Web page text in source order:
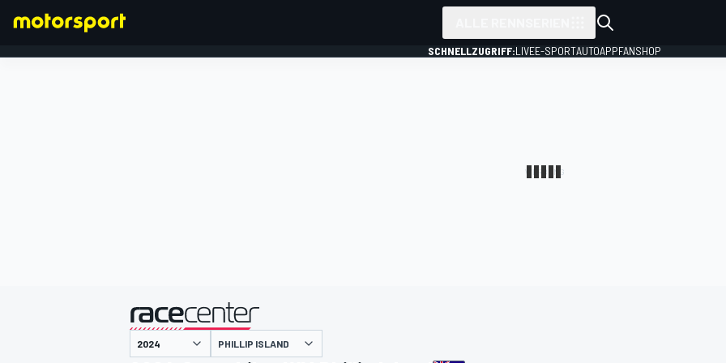
SCHNELLZUGRIFF:LIVEE-SPORTAUTOAPPFANSHOP
PHILLIP ISLAND